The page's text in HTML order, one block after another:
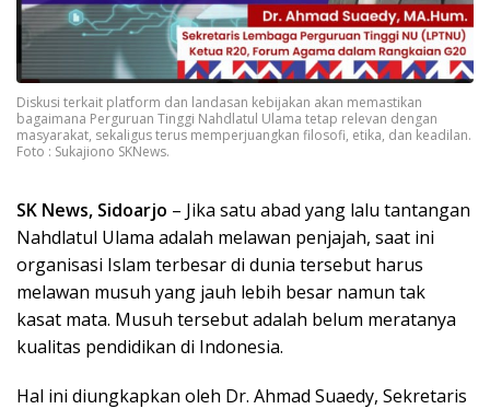
Diskusi terkait platform dan landasan kebijakan akan memastikan
bagaimana Perguruan Tinggi Nahdlatul Ulama tetap relevan dengan
masyarakat, sekaligus terus memperjuangkan filosofi, etika, dan keadilan.
Foto : Sukajiono SKNews.
SK News, Sidoarjo – Jika satu abad yang lalu tantangan
Nahdlatul Ulama adalah melawan penjajah, saat ini
organisasi Islam terbesar di dunia tersebut harus
melawan musuh yang jauh lebih besar namun tak
kasat mata. Musuh tersebut adalah belum meratanya
kualitas pendidikan di Indonesia.
Hal ini diungkapkan oleh Dr. Ahmad Suaedy, Sekretaris